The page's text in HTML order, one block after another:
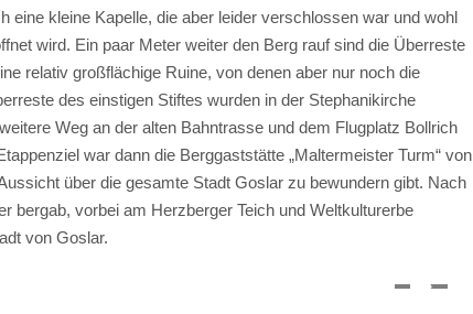
eine kleine Kapelle, die aber leider verschlossen war und wohl
wird. Ein paar Meter weiter den Berg rauf sind die Überreste
relativ großflächige Ruine, von denen aber nur noch die
des einstigen Stiftes wurden in der Stephanikirche
Weg an der alten Bahntrasse und dem Flugplatz Bollrich
war dann die Berggaststätte „Maltermeister Turm“ von
über die gesamte Stadt Goslar zu bewundern gibt. Nach
bergab, vorbei am Herzberger Teich und Weltkulturerbe
von Goslar.